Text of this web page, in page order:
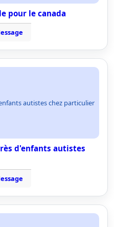
pour le canada
autistes chez particulier
d'enfants autistes